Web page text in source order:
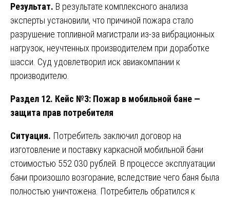
Результат. В результате комплексного анализа
эксперты установили, что причиной пожара стало
разрушение топливной магистрали из-за вибрационных
нагрузок, неучтенных производителем при доработке
шасси. Суд удовлетворил иск авиакомпании к
производителю.
Раздел 12. Кейс №3: Пожар в мобильной бане —
защита прав потребителя
Ситуация. Потребитель заключил договор на
изготовление и поставку каркасной мобильной бани
стоимостью 552 030 рублей. В процессе эксплуатации
бани произошло возгорание, вследствие чего баня была
полностью уничтожена. Потребитель обратился к